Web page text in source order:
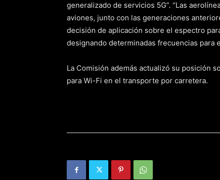
generalizado de servicios 5G”. “Las
aviones, junto con las generaciones
decisión de aplicación sobre el espectro
designando determinadas frecuencias para
La Comisión además actualizó su posición
para Wi-Fi en el transporte por carretera.